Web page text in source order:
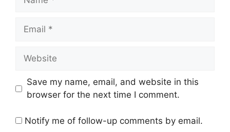
Email
Website
Save my name, email, and website in this
browser for the next time I comment.
Notify me of follow-up comments by email.